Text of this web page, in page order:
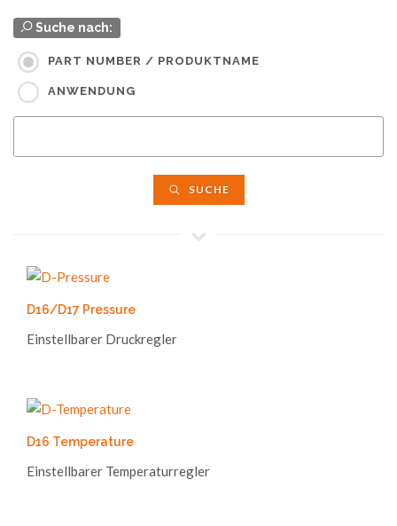
Suche nach:
PART NUMBER / PRODUKTNAME
ANWENDUNG
SUCHE
D16/D17 Pressure
Einstellbarer Druckregler
D16 Temperature
Einstellbarer Temperaturregler